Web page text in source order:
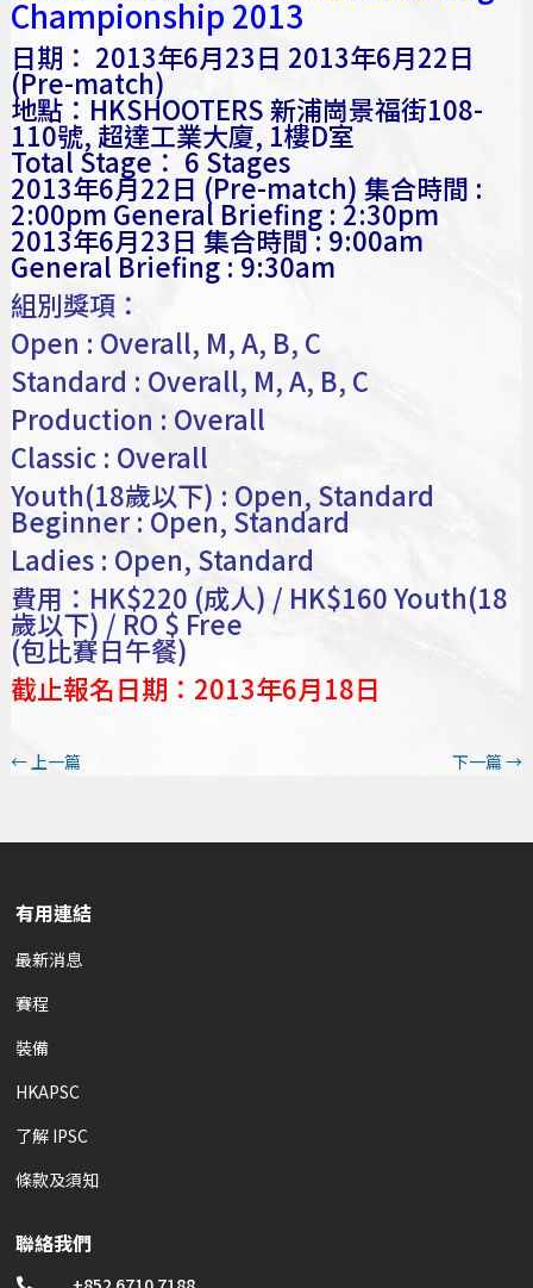
Championship 2013
日期： 2013年6月23日 2013年6月22日
(Pre-match)
地點：HKSHOOTERS 新浦崗景福街108-
110號, 超達工業大廈, 1樓D室
Total Stage： 6 Stages
2013年6月22日 (Pre-match) 集合時間 :
2:00pm General Briefing : 2:30pm
2013年6月23日 集合時間 : 9:00am
General Briefing : 9:30am
組別獎項：
Open : Overall, M, A, B, C
Standard : Overall, M, A, B, C
Production : Overall
Classic : Overall
Youth(18歲以下) : Open, Standard
Beginner : Open, Standard
Ladies : Open, Standard
費用：HK$220 (成人) / HK$160 Youth(18
歲以下) / RO $ Free
(包比賽日午餐)
截止報名日期：2013年6月18日
←上一篇 下一篇→
有用連結
最新消息
賽程
裝備
HKAPSC
了解 IPSC
條款及須知
聯絡我們